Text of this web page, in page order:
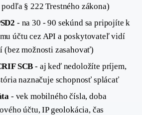
§ 222 Trestného zákona)
- na 30 - 90 sekúnd sa pripojíte k
účtu cez API a poskytovateľ vidí
(bez možnosti zasahovať)
SCB - aj keď nedoložíte príjem,
naznačuje schopnosť splácať
- vek mobilného čísla, doba
účtu, IP geolokácia, čas